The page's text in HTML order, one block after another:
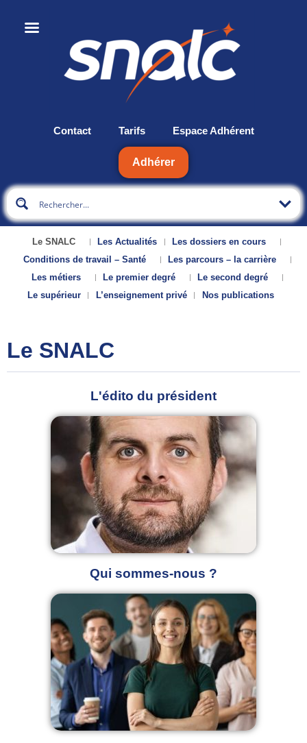
Contact Tarifs Espace Adhérent
Adhérer
Le SNALC Les Actualités
Les dossiers en cours
Conditions de travail – Santé
Les parcours – la carrière
Les métiers
Le premier degré
Le second degré
Le supérieur
L’enseignement privé Nos publications
Le SNALC
L'édito du président
Qui sommes-nous ?